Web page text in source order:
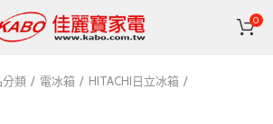
0
分類 電冰箱
HITACHI日立冰箱